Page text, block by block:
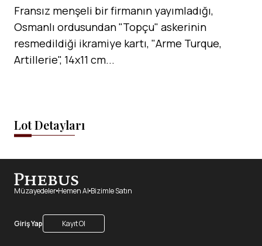
Fransız menşeli bir firmanın yayımladığı,
Osmanlı ordusundan "Topçu" askerinin
resmedildiği ikramiye kartı, "Arme Turque,
Artillerie", 14x11 cm...
Lot Detayları
Müzayedeler Hemen Al Bizimle Satın
Giriş Yap Kayıt Ol